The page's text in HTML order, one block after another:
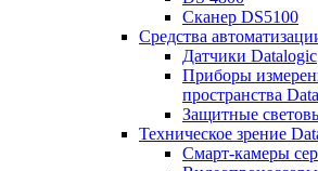
Сканер DS5100
Средства
Датчики Datalogic
Приборы
пространства
Защитные
Техническое зрение
Смарт-камеры